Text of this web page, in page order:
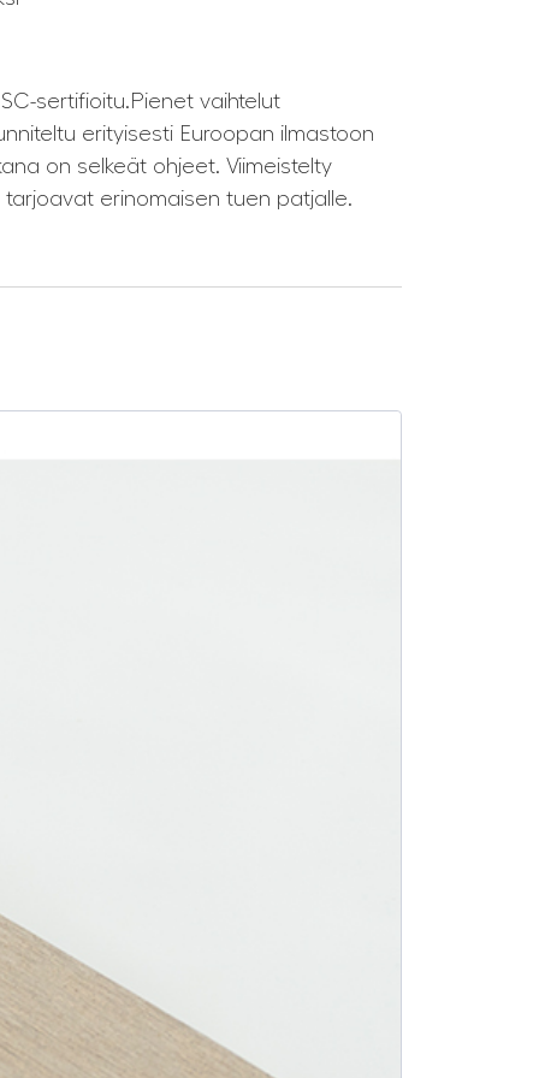
sertifioitu.Pienet vaihtelut
erityisesti Euroopan ilmastoon
on selkeät ohjeet. Viimeistelty
erinomaisen tuen patjalle.